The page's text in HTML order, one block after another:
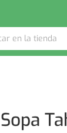
Sopa